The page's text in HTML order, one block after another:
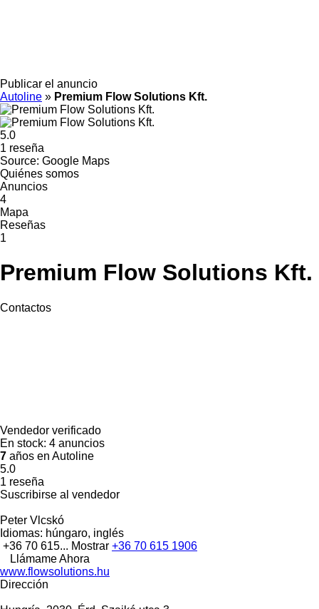
Publicar el anuncio
Autoline » Premium Flow Solutions Kft.
5.0
1 reseña
Source: Google Maps
Quiénes somos
Anuncios
4
Mapa
Reseñas
1
Premium Flow Solutions Kft.
Contactos
Vendedor verificado
En stock: 4 anuncios
7 años en Autoline
5.0
1 reseña
Suscribirse al vendedor
Peter Vlcskó
Idiomas: húngaro, inglés
+36 70 615... Mostrar +36 70 615 1906
Llámame Ahora
www.flowsolutions.hu
Dirección